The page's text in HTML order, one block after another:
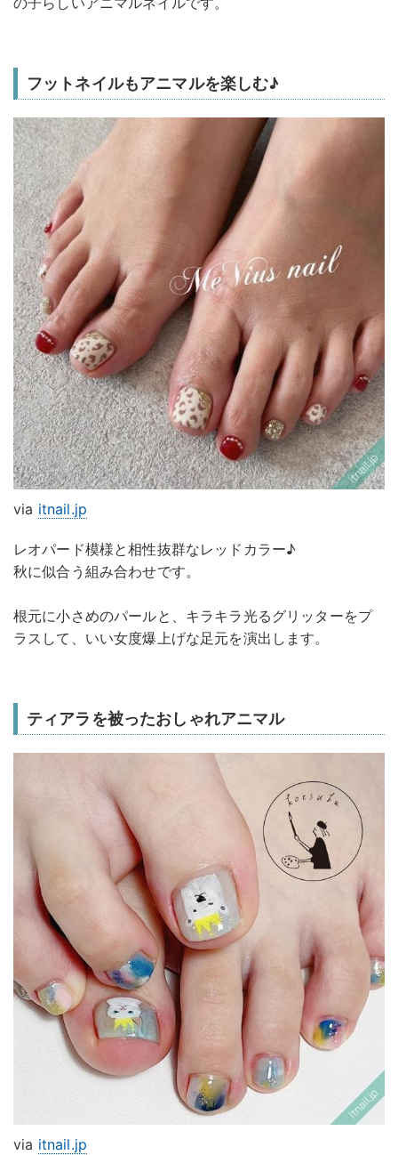
フットネイルもアニマルを楽しむ♪
via itnail.jp
レオパード模様と相性抜群なレッドカラー♪
秋に似合う組み合わせです。
根元に小さめのパールと、キラキラ光るグリッターをプ
ラスして、いい女度爆上げな足元を演出します。
ティアラを被ったおしゃれアニマル
via itnail.jp